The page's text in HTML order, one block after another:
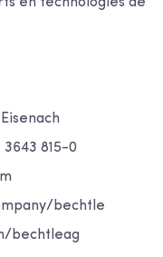
815-0
bechtle
bechtleag